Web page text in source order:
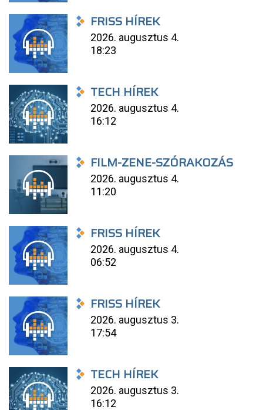
FRISS HÍREK
2026. augusztus 4.
18:23
TECH HÍREK
2026. augusztus 4.
16:12
FILM-ZENE-SZÓRAKOZÁS
2026. augusztus 4.
11:20
FRISS HÍREK
2026. augusztus 4.
06:52
FRISS HÍREK
2026. augusztus 3.
17:54
TECH HÍREK
2026. augusztus 3.
16:12